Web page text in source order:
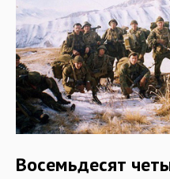
Восемьдесят